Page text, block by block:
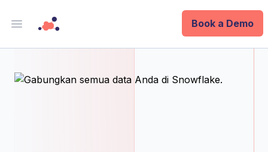
Open main menu
Book a Demo